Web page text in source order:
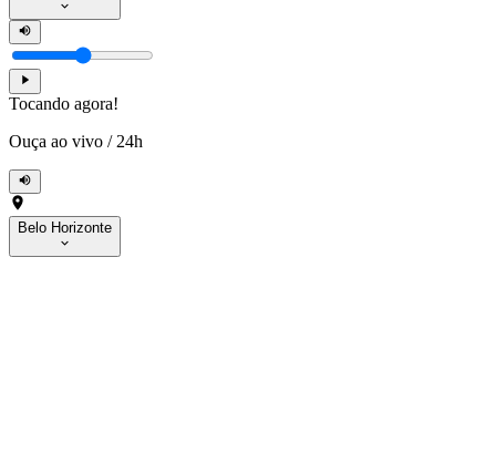
Tocando agora!
Ouça ao vivo / 24h
Belo Horizonte